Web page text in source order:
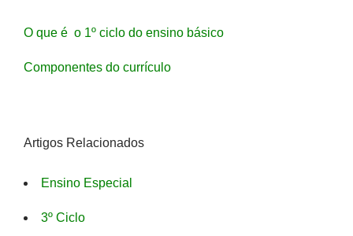
O que é o 1º ciclo do ensino básico
Componentes do currículo
Artigos Relacionados
Ensino Especial
3º Ciclo